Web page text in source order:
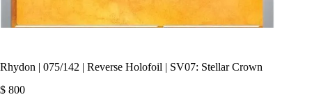
Rhydon | 075/142 | Reverse Holofoil | SV07: Stellar Crown
$ 800